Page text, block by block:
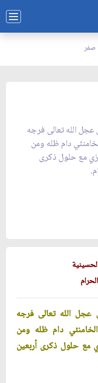
صفر
الله تعالى فرجه
دام ظله ومن
مع حلول ذكرى
الله تعالى فرجه
دام ظله ومن
مع حلول ذكرى أربعين